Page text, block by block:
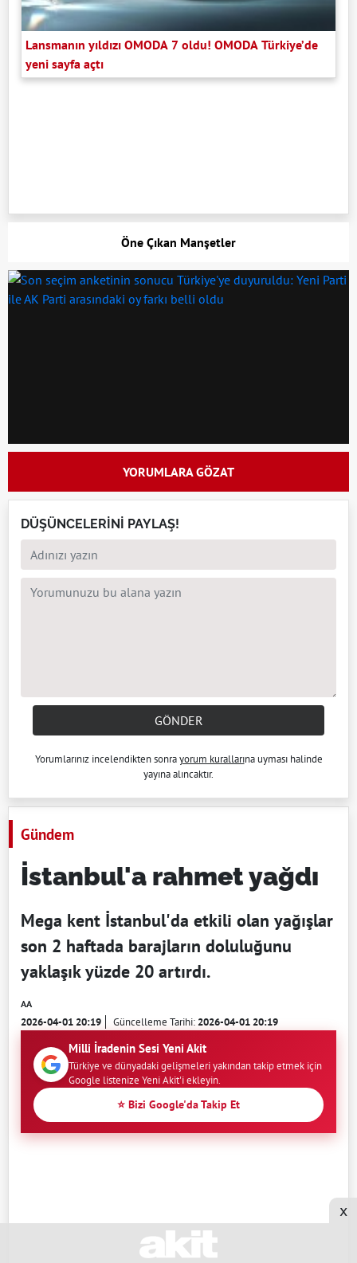
Lansmanın yıldızı OMODA 7 oldu! OMODA Türkiye’de
yeni sayfa açtı
Öne Çıkan Manşetler
YORUMLARA GÖZAT
DÜŞÜNCELERİNİ PAYLAŞ!
GÖNDER
Yorumlarınız incelendikten sonrayorum kurallarına uyması halinde
yayına alıncaktır.
Gündem
İstanbul'a rahmet yağdı
Mega kent İstanbul'da etkili olan yağışlar
son 2 haftada barajların doluluğunu
yaklaşık yüzde 20 artırdı.
AA
2026-04-01 20:19 Güncelleme Tarihi:2026-04-01 20:19
Milli İradenin Sesi Yeni Akit
Türkiye ve dünyadaki gelişmeleri yakından takip etmek için
Google listenize Yeni Akit'i ekleyin.
⭐ Bizi Google'da Takip Et
x